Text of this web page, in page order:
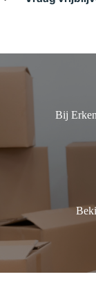
Bij